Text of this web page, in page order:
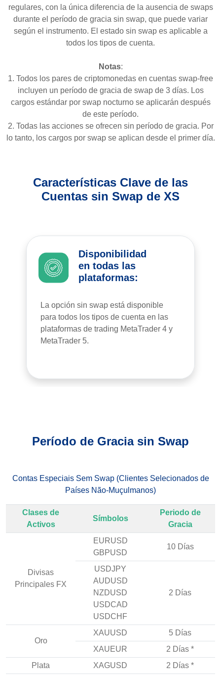
regulares, con la única diferencia de la ausencia de swaps
durante el período de gracia sin swap, que puede variar
según el instrumento. El estado sin swap es aplicable a
todos los tipos de cuenta.
Notas:
1. Todos los pares de criptomonedas en cuentas swap-free
incluyen un período de gracia de swap de 3 días. Los
cargos estándar por swap nocturno se aplicarán después
de este período.
2. Todas las acciones se ofrecen sin período de gracia. Por
lo tanto, los cargos por swap se aplican desde el primer día.
Características Clave de las
Cuentas sin Swap de XS
Disponibilidad
en todas las
plataformas:
La opción sin swap está disponible
para todos los tipos de cuenta en las
plataformas de trading MetaTrader 4 y
MetaTrader 5.
Período de Gracia sin Swap
Contas Especiais Sem Swap (Clientes Selecionados de
Países Não-Muçulmanos)
Clases de
Activos
Símbolos
Periodo de
Gracia
Divisas
Principales FX
EURUSD
GBPUSD
10 Días
USDJPY
AUDUSD
NZDUSD
USDCAD
USDCHF
2 Días
Oro
XAUUSD
5 Días
XAUEUR
2 Días *
Plata
XAGUSD 2 Días *